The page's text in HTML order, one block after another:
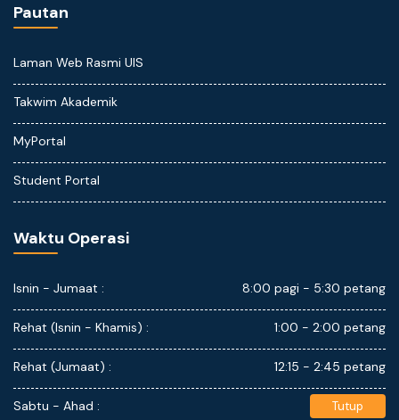
Pautan
Laman Web Rasmi UIS
Takwim Akademik
MyPortal
Student Portal
Waktu Operasi
Isnin - Jumaat : 8:00 pagi - 5:30 petang
Rehat (Isnin - Khamis) : 1:00 - 2:00 petang
Rehat (Jumaat) : 12:15 - 2:45 petang
Sabtu - Ahad : Tutup